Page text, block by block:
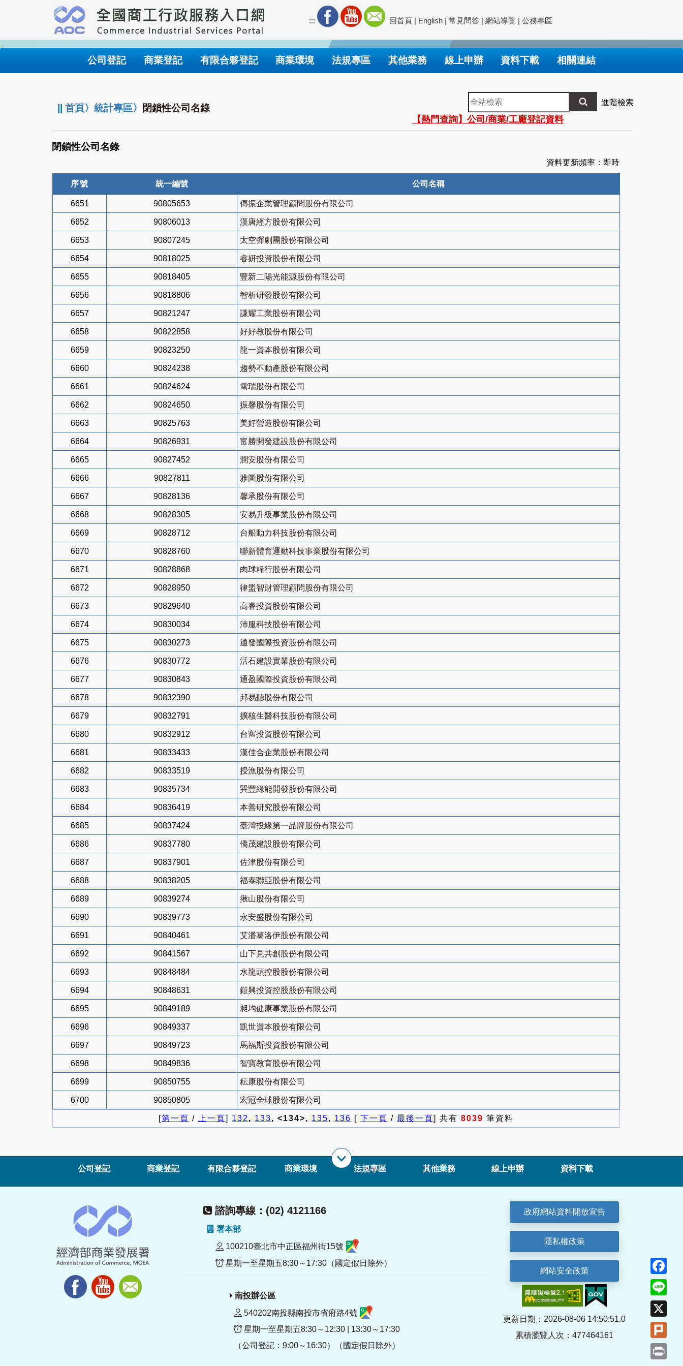
要
內
::: 回首頁 | English | 常見問答 | 網站導覽 | 公務專區
公司登記 商業登記 有限合夥登記 商業環境 法規專區 其他業務 線上申辦 資料下載 相關連結
||首頁〉統計專區〉 閉鎖性公司名錄
全
站
檢
索
進階檢索
【熱門查詢】公司/商業/工廠登記資料
閉鎖性公司名錄
資料更新頻率：即時
序號 統一編號 公司名稱
6651 90805653 傳振企業管理顧問股份有限公司
6652 90806013 漢唐經方股份有限公司
6653 90807245 太空彈劇團股份有限公司
6654 90818025 睿妍投資股份有限公司
6655 90818405 豐新二陽光能源股份有限公司
6656 90818806 智析研發股份有限公司
6657 90821247 謙耀工業股份有限公司
6658 90822858 好好教股份有限公司
6659 90823250 龍一資本股份有限公司
6660 90824238 趨勢不動產股份有限公司
6661 90824624 雪瑞股份有限公司
6662 90824650 振馨股份有限公司
6663 90825763 美好營造股份有限公司
6664 90826931 富勝開發建設股份有限公司
6665 90827452 潤安股份有限公司
6666 90827811 雅圖股份有限公司
6667 90828136 馨承股份有限公司
6668 90828305 安易升級事業股份有限公司
6669 90828712 台船動力科技股份有限公司
6670 90828760 聯新體育運動科技事業股份有限公司
6671 90828868 肉球糧行股份有限公司
6672 90828950 律盟智財管理顧問股份有限公司
6673 90829640 高睿投資股份有限公司
6674 90830034 沛服科技股份有限公司
6675 90830273 通發國際投資股份有限公司
6676 90830772 活石建設實業股份有限公司
6677 90830843 通盈國際投資股份有限公司
6678 90832390 邦易聽股份有限公司
6679 90832791 擴核生醫科技股份有限公司
6680 90832912 台寯投資股份有限公司
6681 90833433 漢佳合企業股份有限公司
6682 90833519 授漁股份有限公司
6683 90835734 巽豐綠能開發股份有限公司
6684 90836419 本善研究股份有限公司
6685 90837424 臺灣投緣第一品牌股份有限公司
6686 90837780 僑茂建設股份有限公司
6687 90837901 佐津股份有限公司
6688 90838205 福泰聯亞股份有限公司
6689 90839274 揪山股份有限公司
6690 90839773 永安盛股份有限公司
6691 90840461 艾潘葛洛伊股份有限公司
6692 90841567 山下見共創股份有限公司
6693 90848484 水龍頭控股股份有限公司
6694 90848631 鎧興投資控股股份有限公司
6695 90849189 昶均健康事業股份有限公司
6696 90849337 凱世資本股份有限公司
6697 90849723 馬福斯投資股份有限公司
6698 90849836 智寶教育股份有限公司
6699 90850755 秐康股份有限公司
6700 90850805 宏冠全球股份有限公司
[第一頁 / 上一頁] 132, 133, <134>, 135, 136 [ 下一頁 / 最後一頁] 共有 8039 筆資料
公司登記 商業登記 有限合夥登記 商業環境 法規專區 其他業務 線上申辦 資料下載
諮詢專線：(02) 4121166
署本部
100210臺北市中正區福州街15號
星期一至星期五8:30～17:30（國定假日除外）
南投辦公區
540202南投縣南投市省府路4號
星期一至星期五8:30～12:30 | 13:30～17:30
（公司登記：9:00～16:30）（國定假日除外）
政府網站資料開放宣告
隱私權政策
網站安全政策
更新日期：2026-08-06 14:50:51.0
累積瀏覽人次：477464161